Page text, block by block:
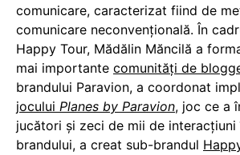
comunicare, caracterizat fiind de
comunicare neconvențională. În
Happy Tour, Mădălin Măncilă a
mai importante comunități de
brandului Paravion, a coordonat
jocului Planes by Paravion, joc ce a
jucători și zeci de mii de interacțiuni
brandului, a creat sub-brandul